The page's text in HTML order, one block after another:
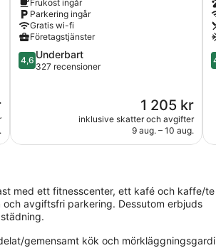
Ronneby
Frukost ingår
Parkering ingår
Gratis wi-fi
Företagstjänster
4.6
av
4,6 Underbart
327 recensioner
Priset
är
1 205 kr
1 205 kr
inklusive skatter och avgifter
9 aug. – 10 aug.
med ett fitnesscenter, ett kafé och kaffe/
avgiftsfri parkering. Dessutom erbjuds
gemensamt kök och